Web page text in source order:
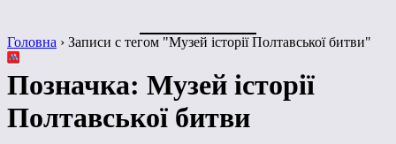
Головна › Записи с тегом "Музей історії Полтавської битви"
Позначка: Музей історії
Полтавської битви